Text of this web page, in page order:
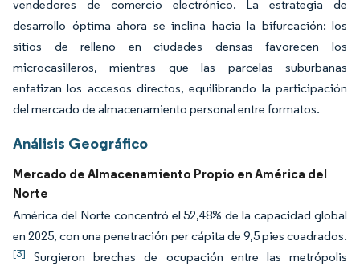
vendedores de comercio electrónico. La estrategia de
desarrollo óptima ahora se inclina hacia la bifurcación: los
sitios de relleno en ciudades densas favorecen los
microcasilleros, mientras que las parcelas suburbanas
enfatizan los accesos directos, equilibrando la participación
del mercado de almacenamiento personal entre formatos.
Análisis Geográfico
Mercado de Almacenamiento Propio en América del
Norte
América del Norte concentró el 52,48% de la capacidad global
en 2025, con una penetración per cápita de 9,5 pies cuadrados.
[3]
Surgieron brechas de ocupación entre las metrópolis